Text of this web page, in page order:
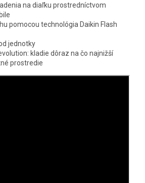
na diaľku prostredníctvom
pomocou technológia Daikin Flash
jednotky
kladie dôraz na čo najnižší
prostredie